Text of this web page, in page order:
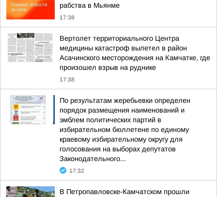
рабства в Мьянме
17:38
Вертолет территориального Центра
медицины катастроф вылетел в район
Асачинского месторождения на Камчатке, где
произошел взрыв на руднике
17:38
По результатам жеребьевки определен
порядок размещения наименований и
эмблем политических партий в
избирательном бюллетене по единому
краевому избирательному округу для
голосования на выборах депутатов
Законодательного...
17:32
В Петропавловске-Камчатском прошли